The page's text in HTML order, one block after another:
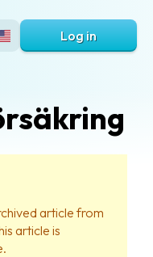
Log in
article from
article is